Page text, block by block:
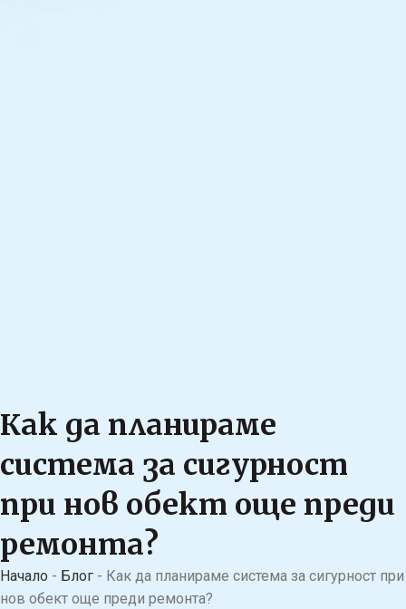
Как да планираме
система за сигурност
при нов обект още преди
ремонта?
Начало - Блог - Как да планираме система за сигурност при
нов обект още преди ремонта?